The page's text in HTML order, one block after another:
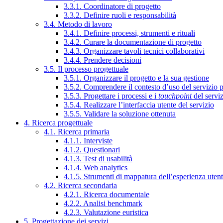
3.3.1. Coordinatore di progetto
3.3.2. Definire ruoli e responsabilità
3.4. Metodo di lavoro
3.4.1. Definire processi, strumenti e rituali
3.4.2. Curare la documentazione di progetto
3.4.3. Organizzare tavoli tecnici collaborativi
3.4.4. Prendere decisioni
3.5. Il processo progettuale
3.5.1. Organizzare il progetto e la sua gestione
3.5.2. Comprendere il contesto d’uso del servizio
3.5.3. Progettare i processi e i touchpointdel
3.5.4. Realizzare l’interfaccia utente del servizio
3.5.5. Validare la soluzione ottenuta
4. Ricerca progettuale
4.1. Ricerca primaria
4.1.1. Interviste
4.1.2. Questionari
4.1.3. Test di usabilità
4.1.4. Web analytics
4.1.5. Strumenti di mappatura dell’esperienza
4.2. Ricerca secondaria
4.2.1. Ricerca documentale
4.2.2. Analisi benchmark
4.2.3. Valutazione euristica
5. Progettazione dei servizi